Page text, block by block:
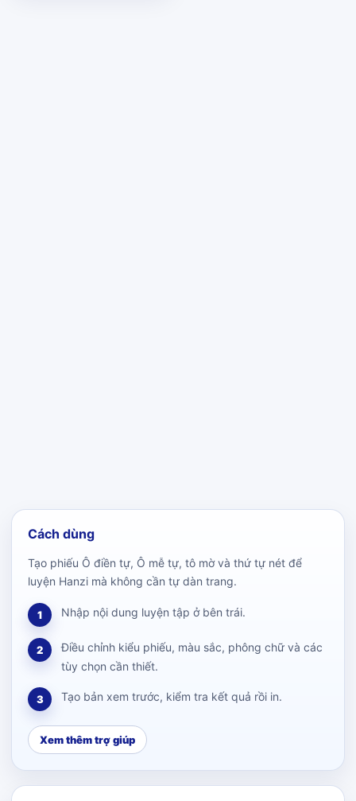
Cách dùng
Tạo phiếu Ô điền tự, Ô mễ tự, tô mờ và thứ tự nét để
luyện Hanzi mà không cần tự dàn trang.
1 Nhập nội dung luyện tập ở bên trái.
2
Điều chỉnh kiểu phiếu, màu sắc, phông chữ và các
tùy chọn cần thiết.
3 Tạo bản xem trước, kiểm tra kết quả rồi in.
Xem thêm trợ giúp